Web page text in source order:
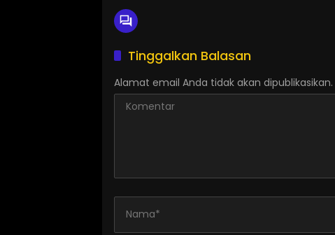
Tinggalkan Balasan
Alamat email Anda tidak akan dipublikasikan.